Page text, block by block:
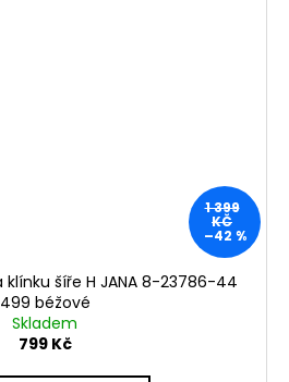
1 399
KČ
–42 %
šíře H JANA 8-23786-44
499 béžové
Skladem
799 Kč